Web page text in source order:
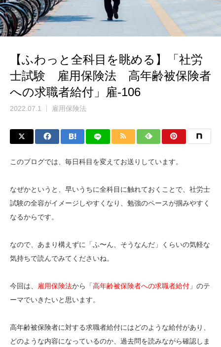
【ふわっと全科目を眺める】「社労
士試験 雇用保険法 高年齢被保険者
への求職者給付」雇-106
2022.07.1 雇用保険法
このブログでは、毎日科目を変えてお送りしています。
なぜかというと、早いうちに全科目に触れておくことで、社労士
試験の全容がイメージしやすくなり、勉強のペースが掴みやすく
なるからです。
なので、あまり構えずに「ふ〜ん、そうなんだ」くらいの気軽な
気持ちで読んでみてくださいね。
今回は、 雇用保険法から「高年齢被保険者への求職者給付 」のテ
ーマでいきたいと思います。
高年齢被保険者に対する求職者給付にはどのような給付があり、
どのような内容になっているのか、過去問を読みながら確認しま